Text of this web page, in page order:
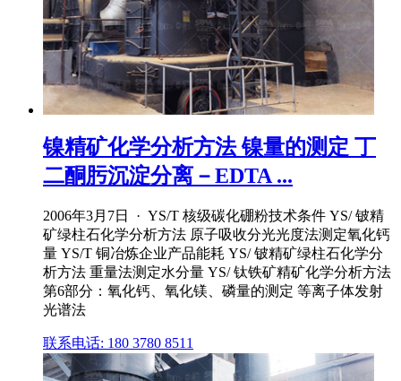
镍精矿化学分析方法 镍量的测定 丁
二酮肟沉淀分离－EDTA ...
2006年3月7日 · YS/T 核级碳化硼粉技术条件 YS/ 铍精
矿绿柱石化学分析方法 原子吸收分光光度法测定氧化钙
量 YS/T 铜冶炼企业产品能耗 YS/ 铍精矿绿柱石化学分
析方法 重量法测定水分量 YS/ 钛铁矿精矿化学分析方法
第6部分：氧化钙、氧化镁、磷量的测定 等离子体发射
光谱法
联系电话: 180 3780 8511